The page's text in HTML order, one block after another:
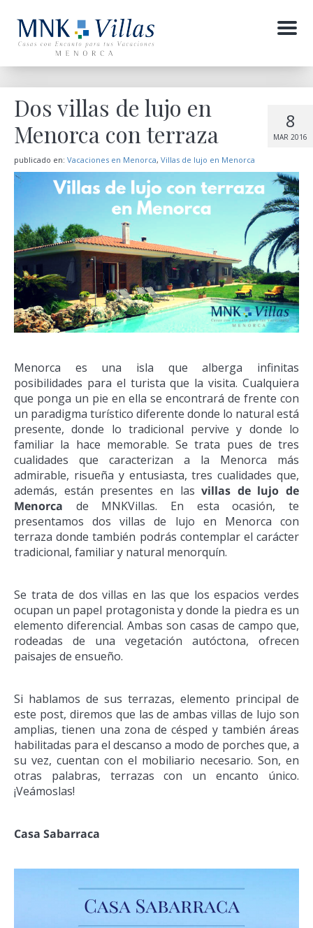
Menu
8
MAR 2016
Dos villas de lujo en
Menorca con terraza
publicado en: Vacaciones en Menorca, Villas de lujo en Menorca
Menorca es una isla que alberga infinitas
posibilidades para el turista que la visita. Cualquiera
que ponga un pie en ella se encontrará de frente con
un paradigma turístico diferente donde lo natural está
presente, donde lo tradicional pervive y donde lo
familiar la hace memorable. Se trata pues de tres
cualidades que caracterizan a la Menorca más
admirable, risueña y entusiasta, tres cualidades que,
además, están presentes en lasvillas de lujo de
Menorca de MNKVillas. En esta ocasión, te
presentamos dos villas de lujo en Menorca con
terraza donde también podrás contemplar el carácter
tradicional, familiar y natural menorquín.
Se trata de dos villas en las que los espacios verdes
ocupan un papel protagonista y donde la piedra es un
elemento diferencial. Ambas son casas de campo que,
rodeadas de una vegetación autóctona, ofrecen
paisajes de ensueño.
Si hablamos de sus terrazas, elemento principal de
este post, diremos que las de ambas villas de lujo son
amplias, tienen una zona de césped y también áreas
habilitadas para el descanso a modo de porches que, a
su vez, cuentan con el mobiliario necesario. Son, en
otras palabras, terrazas con un encanto único.
¡Veámoslas!
Casa Sabarraca